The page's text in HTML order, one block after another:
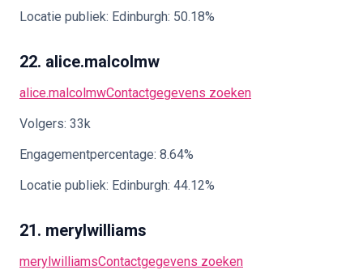
Locatie publiek: Edinburgh: 50.18%
22. alice.malcolmw
alice.malcolmwContactgegevens zoeken
Volgers: 33k
Engagementpercentage: 8.64%
Locatie publiek: Edinburgh: 44.12%
21. merylwilliams
merylwilliamsContactgegevens zoeken